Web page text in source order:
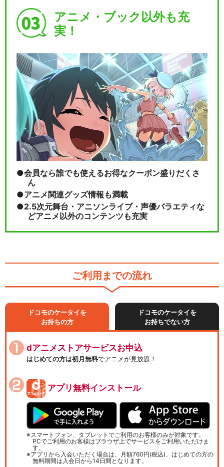
アニメ・ブック以外も充
実！
会員なら誰でも使えるお得なクーポン盛りだくさ
ん
アニメ関連グッズ情報も満載
2.5次元舞台・アニソンライブ・声優バラエティな
どアニメ以外のコンテンツも充実
ご利用までの流れ
ドコモのケータイを
お持ちの方
ドコモのケータイを
お持ちでない方
dアニメストアサービスお申込
はじめての方は初月無料でアニメが見放題！
アプリ無料インストール
スマートフォン、タブレットでご利用のお客様のみが対象です。
PCでご利用のお客様はブラウザ上でサービスをご利用いただけま
す。
アプリから入会いただく場合は、月額760円(税込)、はじめての方の
無料期間は入会日から14日間となります。